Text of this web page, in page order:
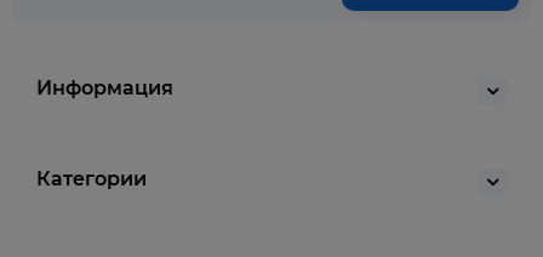
Информация
Категории